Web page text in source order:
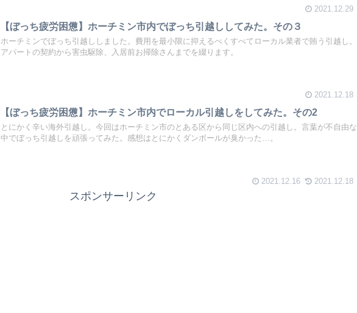
2021.12.29
【ぼっち疲労困憊】ホーチミン市内でぼっち引越ししてみた。その３
ホーチミンでぼっち引越ししました。費用を最小限に抑えるべくすべてローカル業者で賄う引越し。
アパートの契約から害虫駆除、入居前お掃除さんまでを綴ります。
2021.12.18
【ぼっち疲労困憊】ホーチミン市内でローカル引越しをしてみた。その2
とにかく辛い海外引越し。今回はホーチミン市のとある区から同じ区内への引越し。言葉が不自由な
中でぼっち引越しを頑張ってみた。感想はとにかくダンボールが臭かった…。
2021.12.16 2021.12.18
スポンサーリンク